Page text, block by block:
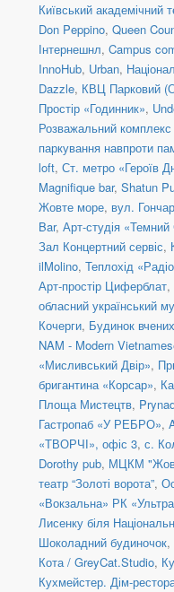
Київський академічний
Don Peppino, Queen
Інтернешнл, Campus
InnoHub, Urban,
Dazzle, КВЦ Парковий
Простір «Годинник»,
Розважальний комплекс
паркування навпроти
loft, Ст. метро «Героїв
Magnifique bar, Shatun
Жовте море, вул.
Bar, Арт-студія «Темний
Зал Концертний сервіс,
ilMolino, Теплохід
Арт-простір Циферблат,
обласний український
Кочерги, Будинок
NAM - Modern
«Мисливський Двір»,
бригантина «Корсар»,
Площа Мистецтв,
Гастропаб «У РЕБРО»,
«ТВОРЧІ», офіс 3, с.
Dorothy pub, МЦКМ
театр “Золоті ворота”,
«Вокзальна» РК
Лисенку біля
Шоколадний будиночок,
Кота / GreyCat.Studio,
Кухмейстер. Дім-